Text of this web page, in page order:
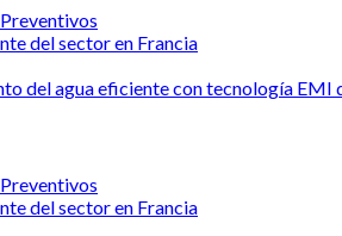
del sector en Francia
del agua eficiente con tecnología EMI
del sector en Francia